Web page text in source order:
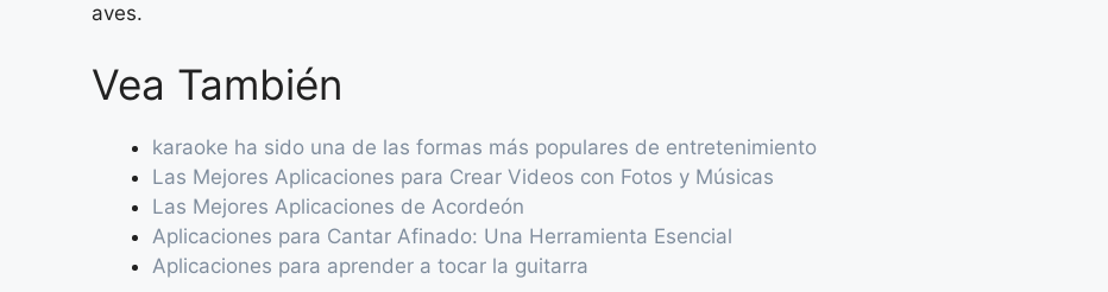
aves.
Vea También
karaoke ha sido una de las formas más populares de entretenimiento
Las Mejores Aplicaciones para Crear Videos con Fotos y Músicas
Las Mejores Aplicaciones de Acordeón
Aplicaciones para Cantar Afinado: Una Herramienta Esencial
Aplicaciones para aprender a tocar la guitarra